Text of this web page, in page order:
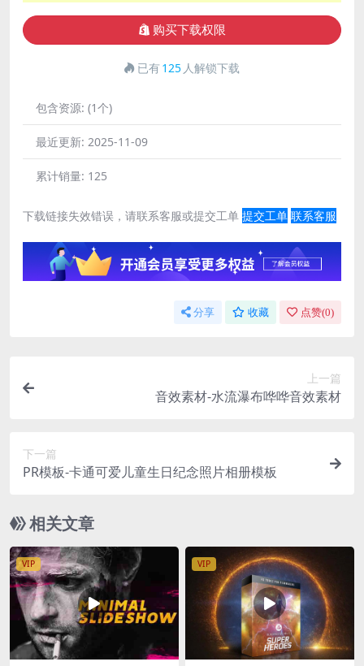
购买下载权限
已有125 人解锁下载
包含资源: (1个)
最近更新: 2025-11-09
累计销量: 125
下载链接失效错误，请联系客服或提交工单 提交工单 联系客服
分享 收藏 点赞(0)
上一篇
音效素材-水流瀑布哗哗音效素材
下一篇
PR模板-卡通可爱儿童生日纪念照片相册模板
相关文章
VIP VIP